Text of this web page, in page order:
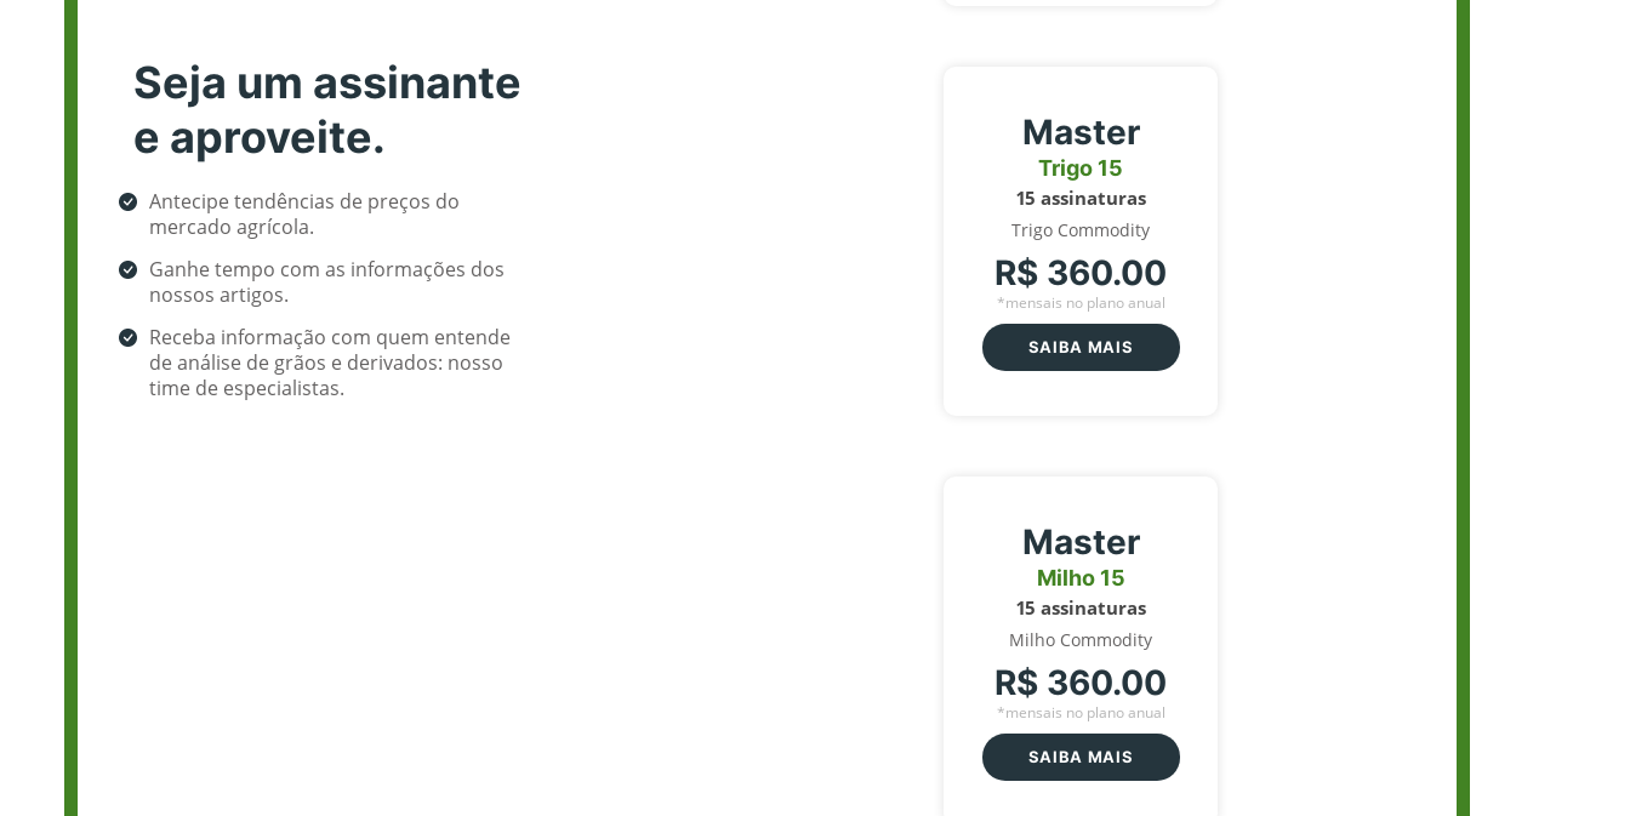
Seja um assinante
e aproveite.
Antecipe tendências de preços do
mercado agrícola.
Ganhe tempo com as informações dos
nossos artigos.
Receba informação com quem entende
de análise de grãos e derivados: nosso
time de especialistas.
Master
Trigo 15
15 assinaturas
Trigo Commodity
R$ 360.00
*mensais no plano anual
SAIBA MAIS
Master
Milho 15
15 assinaturas
Milho Commodity
R$ 360.00
*mensais no plano anual
SAIBA MAIS